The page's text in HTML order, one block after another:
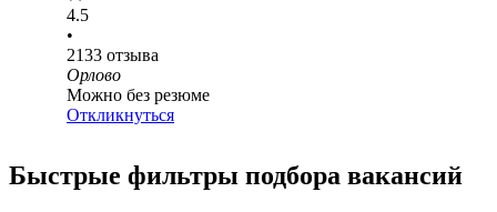
4.5
•
2133 отзыва
Орлово
Можно без резюме
Откликнуться
Быстрые фильтры подбора вакансий